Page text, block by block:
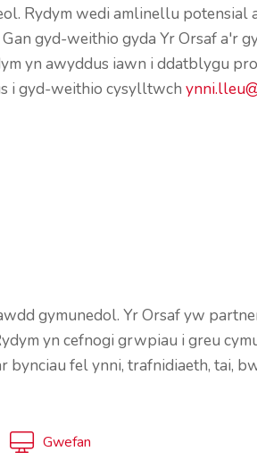
Rydym wedi amlinellu potensial
gyd-weithio gyda Yr Orsaf a'r
yn awyddus iawn i ddatblygu
i gyd-weithio cysylltwch
gymunedol. Yr Orsaf yw
yn cefnogi grwpiau i greu
fel ynni, trafnidiaeth, tai,
Gwefan